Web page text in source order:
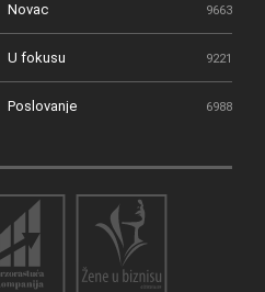
Novac 9663
U fokusu 9221
Poslovanje 6988